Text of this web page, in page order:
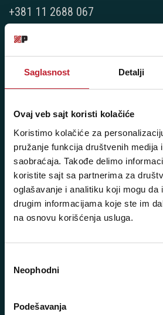
Saglasnost Detalji
Ovaj veb sajt koristi kolačiće
Koristimo kolačiće za
pružanje funkcija društvenih medija
saobraćaja. Takođe delimo
koristite sajt sa partnerima za
oglašavanje i analitiku koji mogu da
drugim informacijama koje ste im
na osnovu korišćenja usluga.
сагласности
Neophodni
Podešavanja
+381 11 2688 067
+381 11 2688 068
+381 11 2688 069
Subota: 10:00 - 17:00
Nedelja: Ne radimo
Novi Beograd - Milutina
Telefoni:
+381 11 777 7776
+381 11 7777 270
Radno vreme: